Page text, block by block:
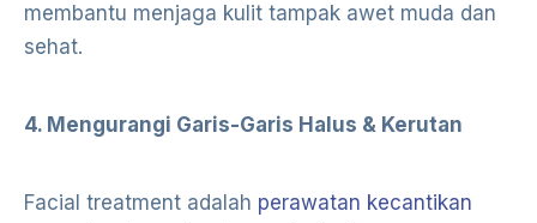
membantu menjaga kulit tampak awet muda dan
sehat.
4. Mengurangi Garis-Garis Halus & Kerutan
Facial treatment adalah perawatan kecantikan